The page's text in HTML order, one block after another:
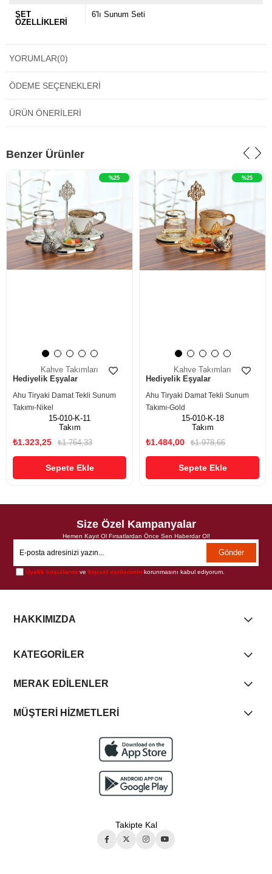
SET
ÖZELLİKLERİ
6'lı Sunum Seti
YORUMLAR(0)
ÖDEME SEÇENEKLERI
ÜRÜN ÖNERILERI
Benzer Ürünler
Kahve Takımları
Hediyelik Eşyalar
Ahu Tiryaki Damat Tekli Sunum
Takımı-Nikel
15-010-K-11
Takım
₺1.323,25 ₺1.764,33
Sepete Ekle
%25
Kahve Takımları
Hediyelik Eşyalar
Ahu Tiryaki Damat Tekli Sunum
Takımı-Gold
15-010-K-18
Takım
₺1.484,00 ₺1.978,66
Sepete Ekle
%25
Size Özel Kampanyalar
Hemen Kayıt Ol Fırsatlardan Önce Sen Haberdar Ol!
Gönder
Üyelik koşullarını vekişisel verilerimin korunmasını kabul ediyorum.
HAKKIMIZDA
KATEGORİLER
MERAK EDİLENLER
MÜŞTERİ HİZMETLERİ
Takipte Kal